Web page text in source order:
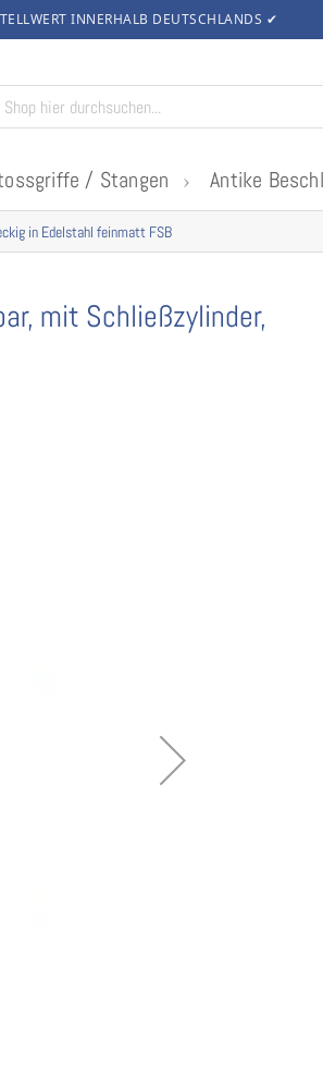
INNERHALB DEUTSCHLANDS ✔
/ Stangen Antike
in Edelstahl feinmatt FSB
mit Schließzylinder,